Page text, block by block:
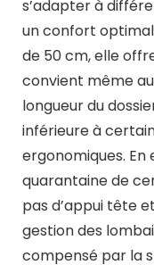
s’adapter à
un confort
de 50 cm, elle
convient même
longueur du
inférieure à
ergonomiques. En
quarantaine de
pas d’appui tête
gestion des
compensé par la